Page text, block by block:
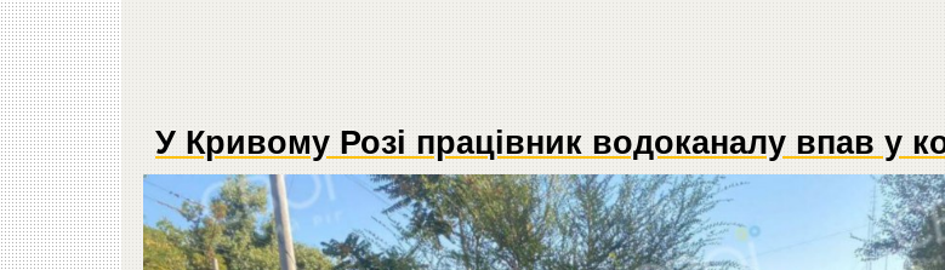
У Кривому Розі працівник водоканалу впав у